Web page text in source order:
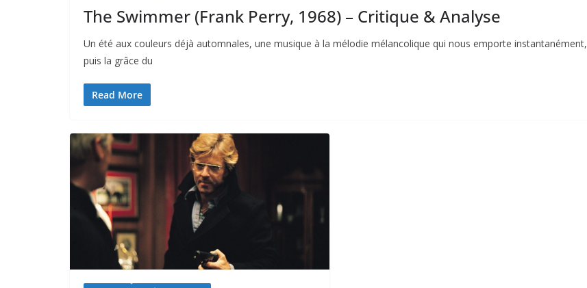
The Swimmer (Frank Perry, 1968) – Critique & Analyse
Un été aux couleurs déjà automnales, une musique à la mélodie mélancolique qui nous emporte instantanément,
puis la grâce du
Read More